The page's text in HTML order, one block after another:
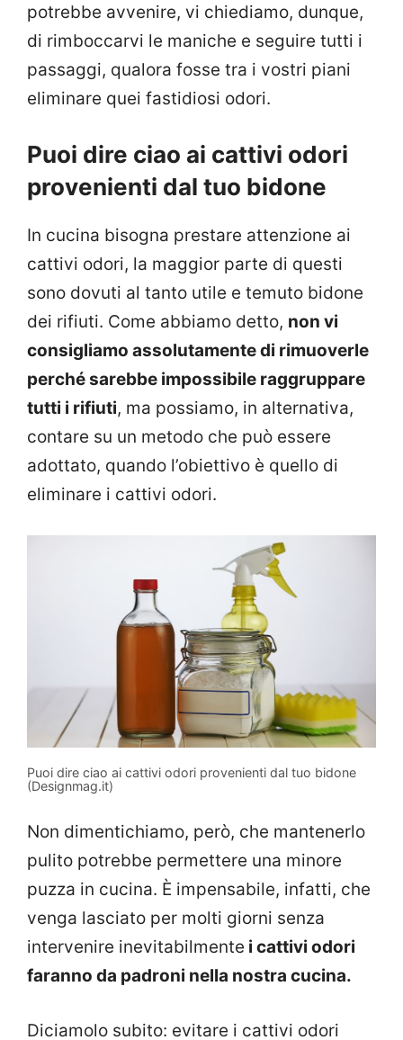
potrebbe avvenire, vi chiediamo, dunque,
di rimboccarvi le maniche e seguire tutti i
passaggi, qualora fosse tra i vostri piani
eliminare quei fastidiosi odori.
Puoi dire ciao ai cattivi odori
provenienti dal tuo bidone
In cucina bisogna prestare attenzione ai
cattivi odori, la maggior parte di questi
sono dovuti al tanto utile e temuto bidone
dei rifiuti. Come abbiamo detto, non vi
consigliamo assolutamente di rimuoverle
perché sarebbe impossibile raggruppare
tutti i rifiuti, ma possiamo, in alternativa,
contare su un metodo che può essere
adottato, quando l’obiettivo è quello di
eliminare i cattivi odori.
Puoi dire ciao ai cattivi odori provenienti dal tuo bidone
(Designmag.it)
Non dimentichiamo, però, che mantenerlo
pulito potrebbe permettere una minore
puzza in cucina. È impensabile, infatti, che
venga lasciato per molti giorni senza
intervenire inevitabilmente i cattivi odori
faranno da padroni nella nostra cucina.
Diciamolo subito: evitare i cattivi odori